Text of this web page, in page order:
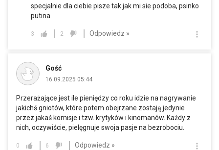
specjalnie dla ciebie pisze tak jak mi sie podoba, psinko
putina
3 2 Odpowiedz »
Gość
16.09.2025 05:44
Przerażające jest ile pieniędzy co roku idzie na nagrywanie
jakichś gniotów, które potem obejrzane zostają jedynie
przez jakaś komisje i tzw. krytyków i kinomanów. Każdy z
nich, oczywiście, pielęgnuje swoja pasje na bezrobociu.
0 6 Odpowiedz »